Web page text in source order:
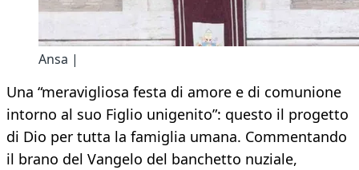
Ansa |
Una “meravigliosa festa di amore e di comunione
intorno al suo Figlio unigenito”: questo il progetto
di Dio per tutta la famiglia umana. Commentando
il brano del Vangelo del banchetto nuziale,